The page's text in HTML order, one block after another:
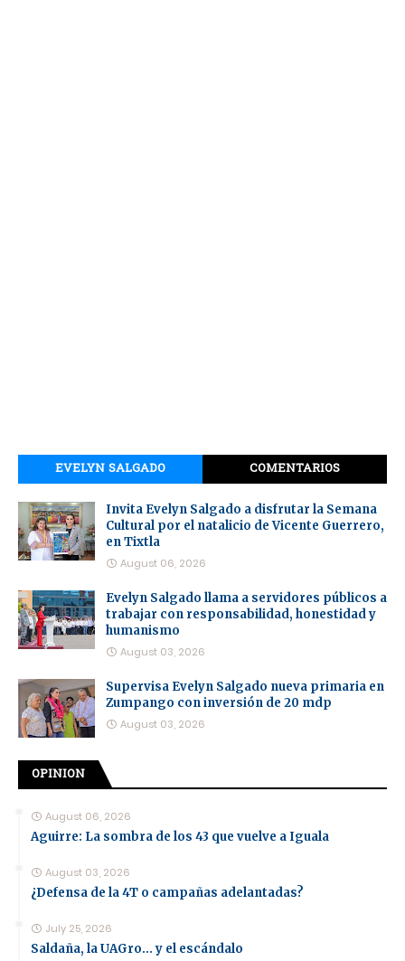
EVELYN SALGADO COMENTARIOS
Invita Evelyn Salgado a disfrutar la Semana
Cultural por el natalicio de Vicente Guerrero,
en Tixtla
August 06, 2026
Evelyn Salgado llama a servidores públicos a
trabajar con responsabilidad, honestidad y
humanismo
August 03, 2026
Supervisa Evelyn Salgado nueva primaria en
Zumpango con inversión de 20 mdp
August 03, 2026
OPINION
August 06, 2026
Aguirre: La sombra de los 43 que vuelve a Iguala
August 03, 2026
¿Defensa de la 4T o campañas adelantadas?
July 25, 2026
Saldaña, la UAGro... y el escándalo